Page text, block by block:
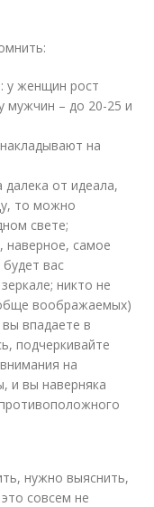
у женщин рост
мужчин – до 20-25 и
на
от идеала,
то можно
свете;
наверное, самое
вас
никто не
воображаемых)
впадаете в
подчеркивайте
на
и вы наверняка
нужно выяснить,
совсем не